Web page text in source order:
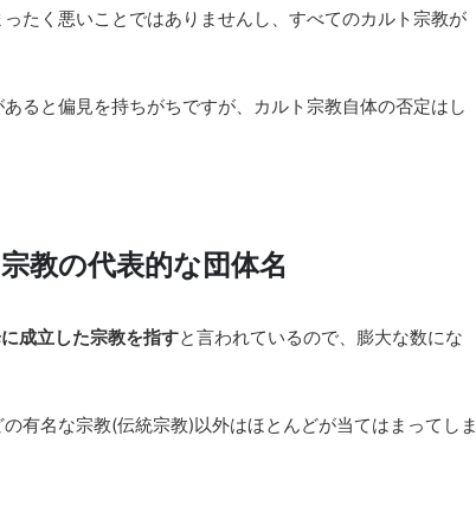
たく悪いことではありませんし、すべてのカルト宗教が
ると偏見を持ちがちですが、カルト宗教自体の否定はし
教の代表的な団体名
成立した宗教を指すと言われているので、膨大な数にな
有名な宗教(伝統宗教)以外はほとんどが当てはまってしま